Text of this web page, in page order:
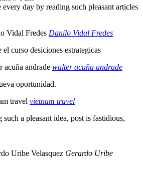
day by reading such pleasant articles
Danilo Vidal Fredes
curso desiciones estrategicas
walter acuña andrade
oportunidad.
vietnam travel
a pleasant idea, post is fastidious,
Gerardo Uribe